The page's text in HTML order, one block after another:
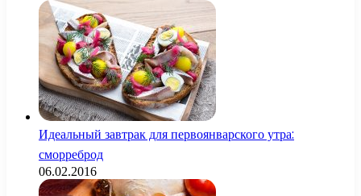
Идеальный завтрак для первоянварского утра:
сморреброд
06.02.2016